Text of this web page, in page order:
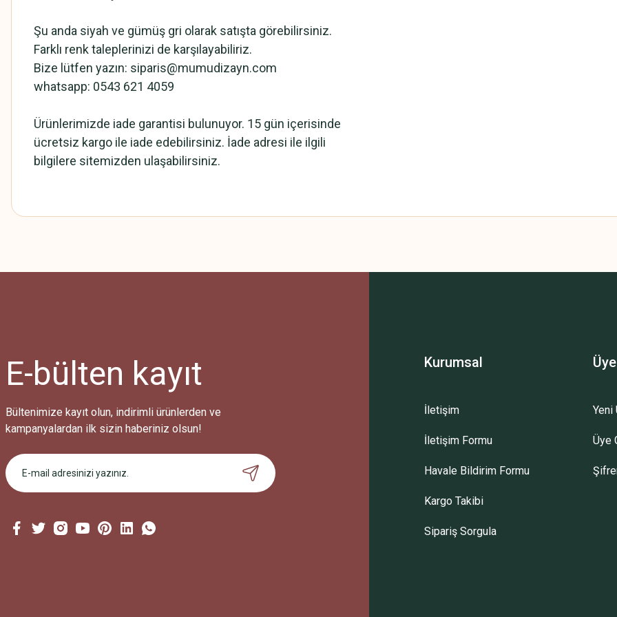
Şu anda siyah ve gümüş gri olarak satışta görebilirsiniz.
Farklı renk taleplerinizi de karşılayabiliriz.
Bize lütfen yazın: siparis@mumudizayn.com
whatsapp: 0543 621 4059
Ürünlerimizde iade garantisi bulunuyor. 15 gün içerisinde
ücretsiz kargo ile iade edebilirsiniz. İade adresi ile ilgili
bilgilere sitemizden ulaşabilirsiniz.
Bu ürüne benzer farklı alternatifler olmalı.
Gönder
E-bülten kayıt
Bültenimize kayıt olun, indirimli ürünlerden ve
kampanyalardan ilk sizin haberiniz olsun!
Kurumsal
İletişim
İletişim Formu
Havale Bildirim Formu
Kargo Takibi
Sipariş Sorgula
Yeni
Üye